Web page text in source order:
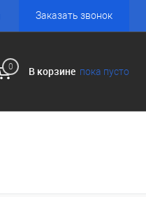
Заказать звонок
0 В корзине пока пусто